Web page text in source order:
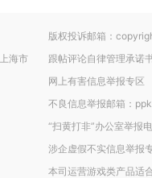
上海市
版权投诉邮箱：
跟帖评论自律管理承诺
网上有害信息举报专区
不良信息举报邮箱：
“扫黄打非”办公室举报
涉企虚假不实信息举报
本司运营游戏类产品适